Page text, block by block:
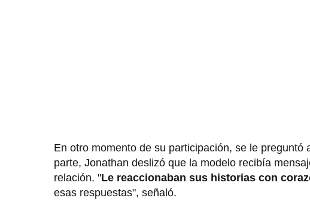
En otro momento de su participación, se le preguntó
parte, Jonathan deslizó que la modelo recibía
relación. "Le reaccionaban sus historias con
esas respuestas", señaló.